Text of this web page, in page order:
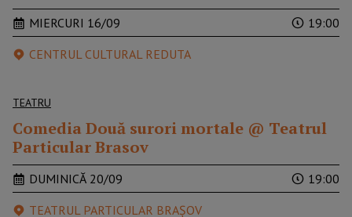
MIERCURI 16/09
19:00
CENTRUL CULTURAL REDUTA
TEATRU
Comedia Două surori mortale @ Teatrul
Particular Brasov
DUMINICĂ 20/09
19:00
TEATRUL PARTICULAR BRAȘOV